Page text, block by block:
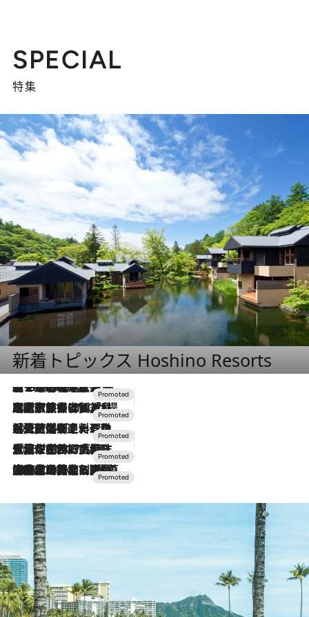
SPECIAL
特集
新着トピックス Hoshino Resorts
2026.8.7
【トンボの足水浴】ヒノキの香りに包まれて涼感マックス！約13℃の湧水かけ流しを避暑地「星野温泉 トンボの湯」で体験
2026.7.31
【ホテル帰省】という選択肢をOMOが提案。家族とほどよい距離を保つには「昼は実家、夜は気兼ねなくホテルで！」
2026.7.24
【夏限定ディナーコース】旬を迎える稚鮎や花ズッキーニなどをイタリア・トスカーナの郷土料理の手法で満喫！
2026.7.17
「土佐和ハーブかき氷」がOMO7高知に登場！生姜、山椒、大葉など目にも舌にも涼を呼ぶ郷土の味
2026.7.10
NEW OPEN！【界 草津】名湯の地に誕生。趣の異なる2種の温泉と上州ならではの会席・蕎麦割烹など美食を味わう究極の癒やし旅